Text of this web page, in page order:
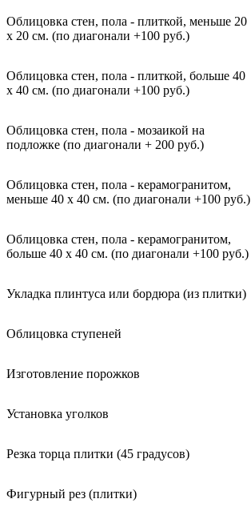
Облицовка стен, пола - плиткой, меньше 20
х 20 см. (по диагонали +100 руб.)
Облицовка стен, пола - плиткой, больше 40
х 40 см. (по диагонали +100 руб.)
Облицовка стен, пола - мозаикой на
подложке (по диагонали + 200 руб.)
Облицовка стен, пола - керамогранитом,
меньше 40 х 40 см. (по диагонали +100 руб.)
Облицовка стен, пола - керамогранитом,
больше 40 х 40 см. (по диагонали +100 руб.)
Укладка плинтуса или бордюра (из плитки)
Облицовка ступеней
Изготовление порожков
Установка уголков
Резка торца плитки (45 градусов)
Фигурный рез (плитки)